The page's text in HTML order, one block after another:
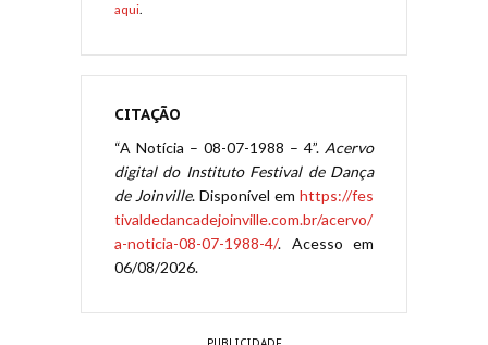
aqui.
CITAÇÃO
“A Notícia – 08-07-1988 – 4”. Acervo
digital do Instituto Festival de Dança
de Joinville. Disponível em https://fes
tivaldedancadejoinville.com.br/acervo/
a-noticia-08-07-1988-4/. Acesso em
06/08/2026.